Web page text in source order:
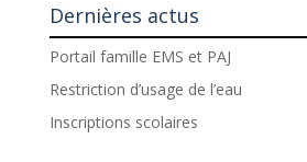
Dernières actus
Portail famille EMS et PAJ
Restriction d’usage de l’eau
Inscriptions scolaires